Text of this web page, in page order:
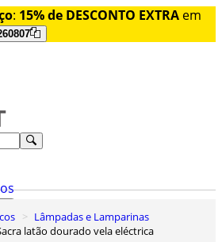
: 15% de DESCONTO EXTRA em
Lâmpadas e Lamparinas
latão dourado vela eléctrica